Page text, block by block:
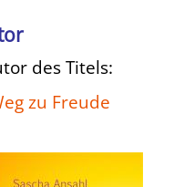
des Titels:
zu Freude